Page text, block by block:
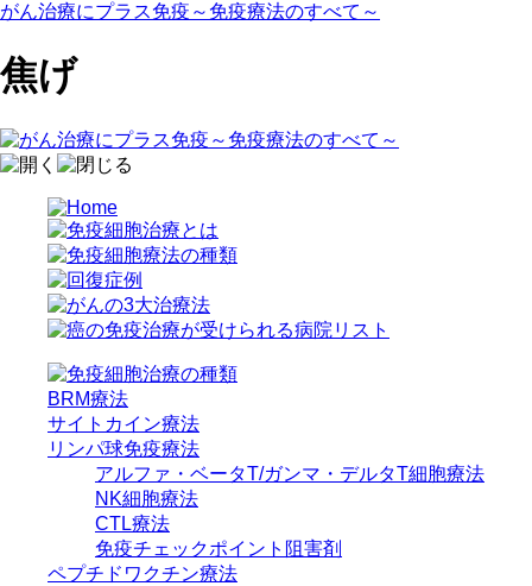
がん治療にプラス免疫～免疫療法のすべて～
焦げ
BRM療法
サイトカイン療法
リンパ球免疫療法
アルファ・ベータT/ガンマ・デルタT細胞療法
NK細胞療法
CTL療法
免疫チェックポイント阻害剤
ペプチドワクチン療法